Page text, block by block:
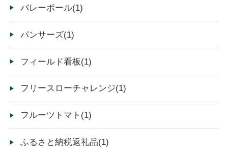
バレーボール(1)
パンサーズ(1)
フィールド看板(1)
フリースローチャレンジ(1)
フルーツトマト(1)
ふるさと納税返礼品(1)